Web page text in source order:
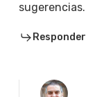
sugerencias.
Responder